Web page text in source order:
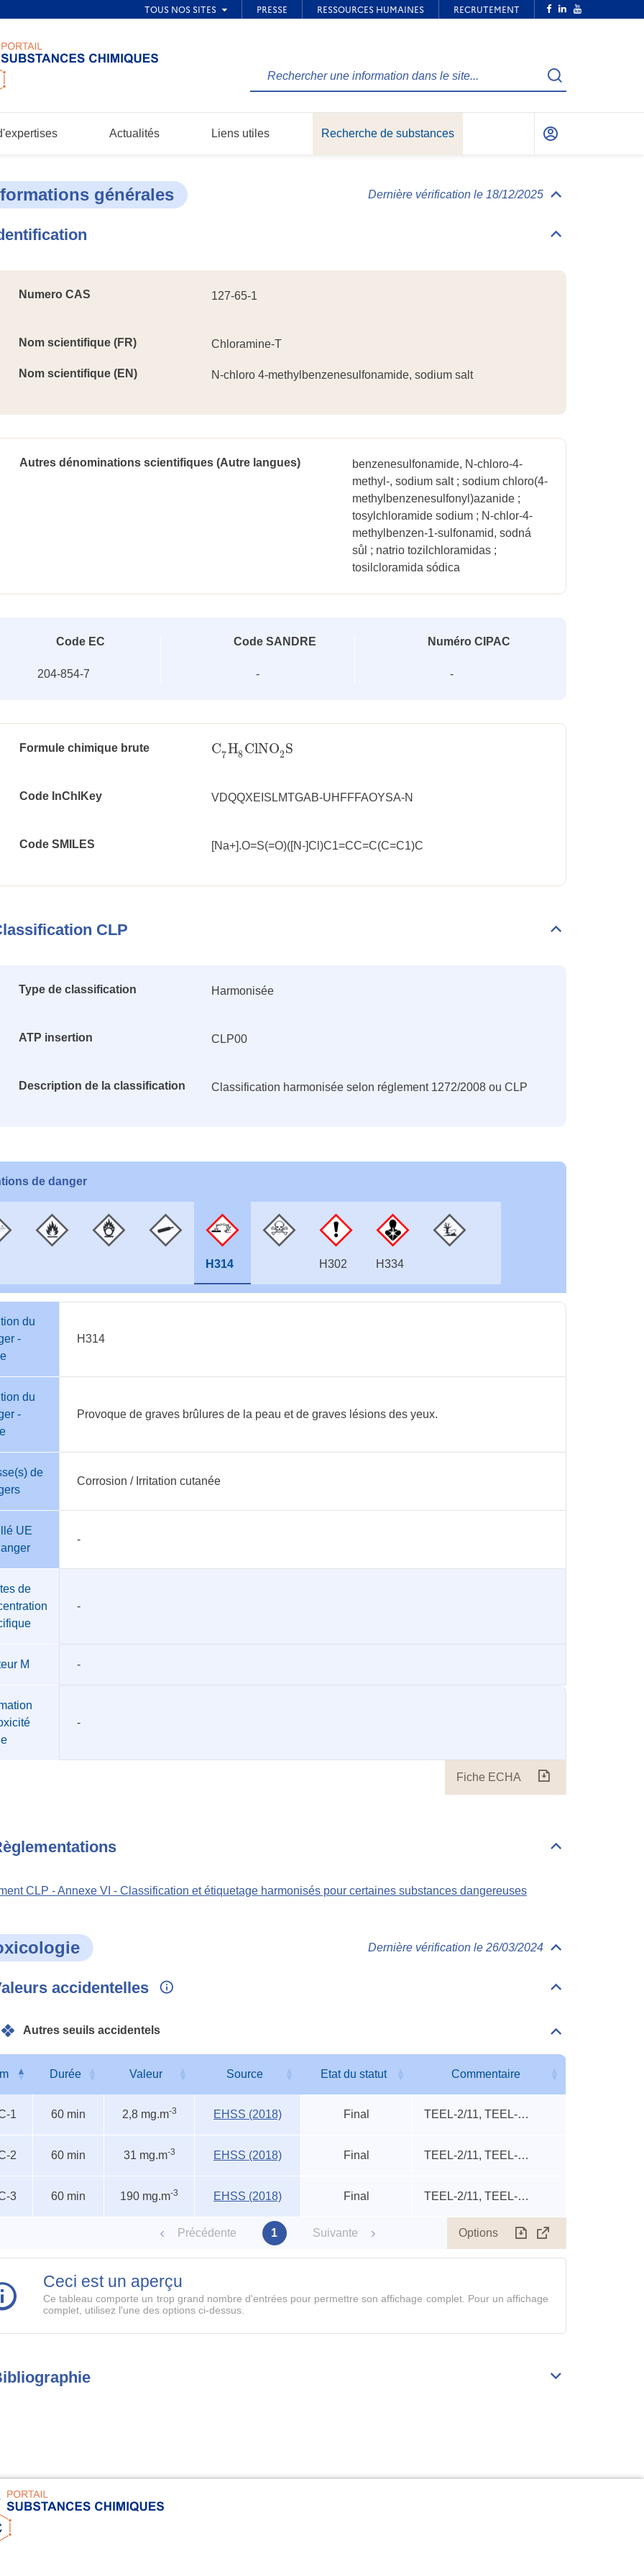
Rechercher
le
Recherche
Actualités Liens utiles Recherche de substances
Mon
générales Dernière vérification le 18/12/2025
Déplier/replier
Déplier/replier
Numero CAS 127-65-1
Nom scientifique (FR) Chloramine-T
Nom scientifique (EN) N-chloro 4-methylbenzenesulfonamide, sodium salt
Autres dénominations scientifiques (Autre langues)
benzenesulfonamide, N-chloro-4-
methyl-, sodium salt ; sodium chloro(4-
methylbenzenesulfonyl)azanide ;
tosylchloramide sodium ; N-chlor-4-
methylbenzen-1-sulfonamid, sodná
sůl ; natrio tozilchloramidas ;
tosilcloramida sódica
Code EC
204-854-7
Code SANDRE
-
Numéro CIPAC
-
Formule chimique brute C7H8ClNO2S
C7H8ClNO2S
Code InChlKey VDQQXEISLMTGAB-UHFFFAOYSA-N
Code SMILES [Na+].O=S(=O)([N-]Cl)C1=CC=C(C=C1)C
CLP
Déplier/replier
Type de classification Harmonisée
ATP insertion CLP00
Description de la classification Classification harmonisée selon réglement 1272/2008 ou CLP
de danger
H314 H302 H334
du
-
H314
du
-
Provoque de graves brûlures de la peau et de graves lésions des yeux.
de
Corrosion / Irritation cutanée
UE
-
de
-
M -
-
Fiche ECHA
ECHA
Déplier/replier
CLP - Annexe VI - Classification et étiquetage harmonisés pour certaines substances dangereuses
Dernière vérification le 26/03/2024
Déplier/replier
accidentelles
Déplier/replier
Autres seuils accidentels
Déplier/replier
seuils
Durée Valeur Source Etat du statut Commentaire
1
60 min 2,8 mg.m-3 EHSS (2018) Final TEEL-2/11, TEEL-3/6, rat oral LD50
2 60 min 31 mg.m-3 EHSS (2018) Final TEEL-2/11, TEEL-3/6, rat oral LD50
3 60 min 190 mg.m-3 EHSS (2018) Final TEEL-2/11, TEEL-3/6, rat oral LD50
Précédente 1 Suivante Options Télécharger
le
Ceci est un aperçu
Ce tableau comporte un trop grand nombre d'entrées pour permettre son affichage complet. Pour un affichage
complet, utilisez l'une des options ci-dessus.
Déplier/replier